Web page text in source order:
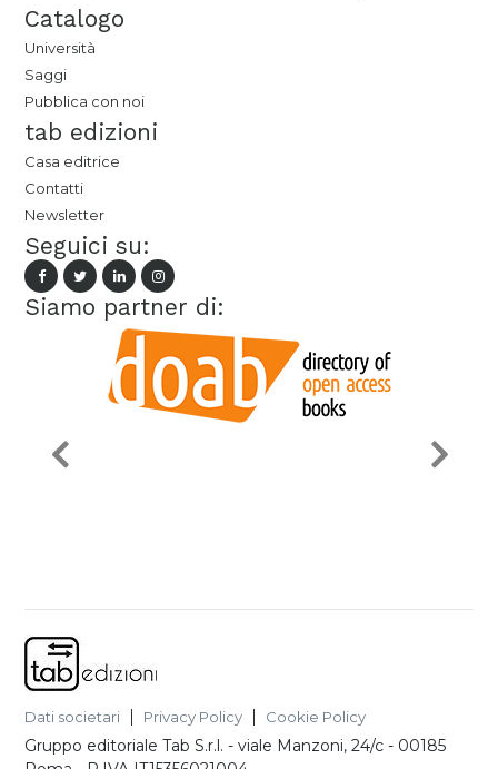
Catalogo
Università
Saggi
Pubblica con noi
tab edizioni
Casa editrice
Contatti
Newsletter
Seguici su:
Siamo partner di:
Dati societari Privacy Policy Cookie Policy
Gruppo editoriale Tab S.r.l. -viale Manzoni, 24/c - 00185